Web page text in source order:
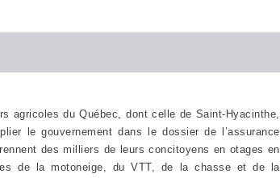
agricoles du Québec, dont celle de Saint-Hyacinthe,
le gouvernement dans le dossier de l’assurance
des milliers de leurs concitoyens en otages en
de la motoneige, du VTT, de la chasse et de la